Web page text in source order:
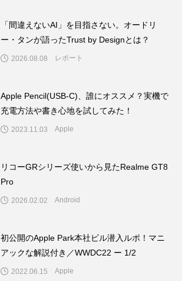
「間違えないAI」を目指さない。オードリ
ー・タンが語ったTrust by Designとは？
2026.08.08 レポート
Apple Pencil(USB-C)、誰にオススメ？実機で
充電方法や書き心地を試してみた！
2023.11.03 Apple
リコーGRシリーズ使いから見たRealme GT8
Pro
2026.02.02 Android
初公開のApple Park本社ビル潜入ルポ！マニ
アックな解説付き／WWDC22 ー 1/2
2022.06.15 Apple